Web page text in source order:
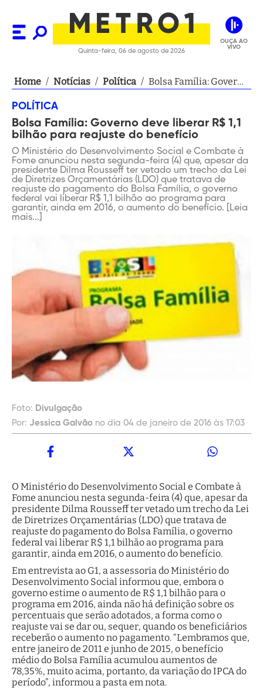
Quinta-feira, 06 de agosto de 2026
OUÇA AO
VIVO
Home / Notícias / Política / Bolsa Família: Governo
benefício
POLÍTICA
Bolsa Família: Governo deve liberar R$ 1,1
bilhão para reajuste do benefício
O Ministério do Desenvolvimento Social e Combate à
Fome anunciou nesta segunda-feira (4) que, apesar da
presidente Dilma Rousseff ter vetado um trecho da Lei
de Diretrizes Orçamentárias (LDO) que tratava de
reajuste do pagamento do Bolsa Família, o governo
federal vai liberar R$ 1,1 bilhão ao programa para
garantir, ainda em 2016, o aumento do benefício. [Leia
mais...]
Foto: Divulgação
Por: Jessica Galvão no dia 04 de janeiro de 2016 às 17:03
O Ministério do Desenvolvimento Social e Combate à
Fome anunciou nesta segunda-feira (4) que, apesar da
presidente Dilma Rousseff ter vetado um trecho da Lei
de Diretrizes Orçamentárias (LDO) que tratava de
reajuste do pagamento do Bolsa Família, o governo
federal vai liberar R$ 1,1 bilhão ao programa para
garantir, ainda em 2016, o aumento do benefício.
Em entrevista ao G1, a assessoria do Ministério do
Desenvolvimento Social informou que, embora o
governo estime o aumento de R$ 1,1 bilhão para o
programa em 2016, ainda não há definição sobre os
percentuais que serão adotados, a forma como o
reajuste vai se dar ou, sequer, quando os beneficiários
receberão o aumento no pagamento. “Lembramos que,
entre janeiro de 2011 e junho de 2015, o benefício
médio do Bolsa Família acumulou aumentos de
78,35%, muito acima, portanto, da variação do IPCA do
período”, informou a pasta em nota.